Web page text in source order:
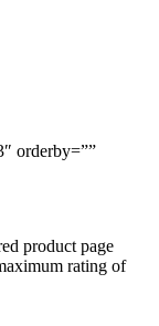
orderby=””
product page
rating of